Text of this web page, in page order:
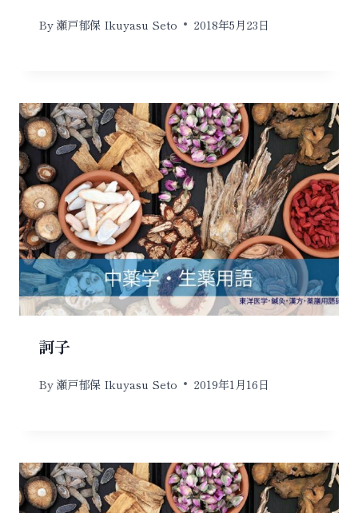
By瀬戸郁保 Ikuyasu Seto 2018年5月23日
訶子
By瀬戸郁保 Ikuyasu Seto 2019年1月16日